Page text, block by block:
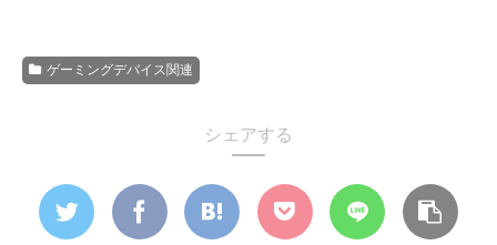
ゲーミングデバイス関連
シェアする